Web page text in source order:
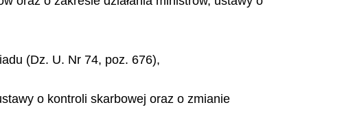
(Dz. U. Nr 74, poz. 676),
o kontroli skarbowej oraz o zmianie